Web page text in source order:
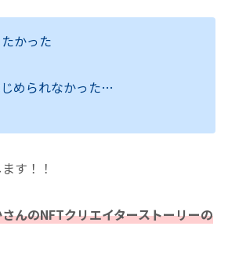
かった
められなかった…
す！！
んのNFTクリエイターストーリーの